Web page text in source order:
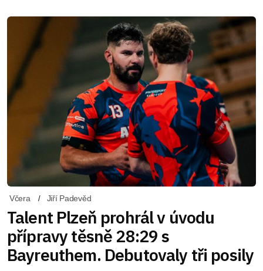
Včera Jiří Padevěd
Talent Plzeň prohrál v úvodu
přípravy těsně 28:29 s
Bayreuthem. Debutovaly tři posily